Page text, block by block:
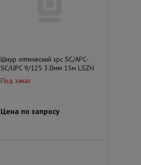
Шнур оптический spc SC/APC-
SC/UPC 9/125 3.0мм 15м LSZH
Под заказ
Цена по запросу